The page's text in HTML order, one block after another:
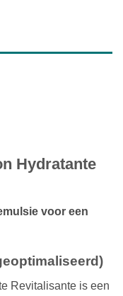
Hydratante
voor een
Revitalisante is een